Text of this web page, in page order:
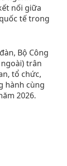
nối giữa
tế trong
Bộ Công
trân
tổ chức,
hành cùng
2026.